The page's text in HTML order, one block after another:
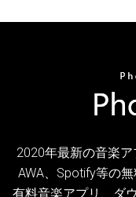
2020年最新の音楽ア
AWA、Spotify等の
有料音楽アプリ、ダ